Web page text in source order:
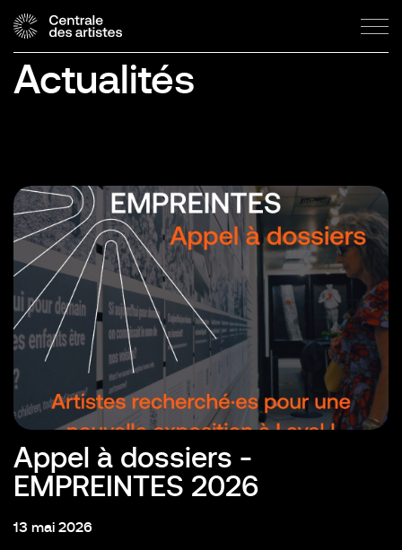
Actualités
Appel à dossiers -
EMPREINTES 2026
13 mai 2026